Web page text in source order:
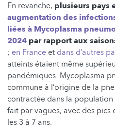
En revanche, plusieurs pays
augmentation des
liées à Mycoplasma
2024 par rapport aux
; en France et dans d’autres
atteints étaient même
pandémiques. Mycoplasma
commune à l’origine de la
contractée dans la
fait par vagues, avec des
les 3 à 7 ans.